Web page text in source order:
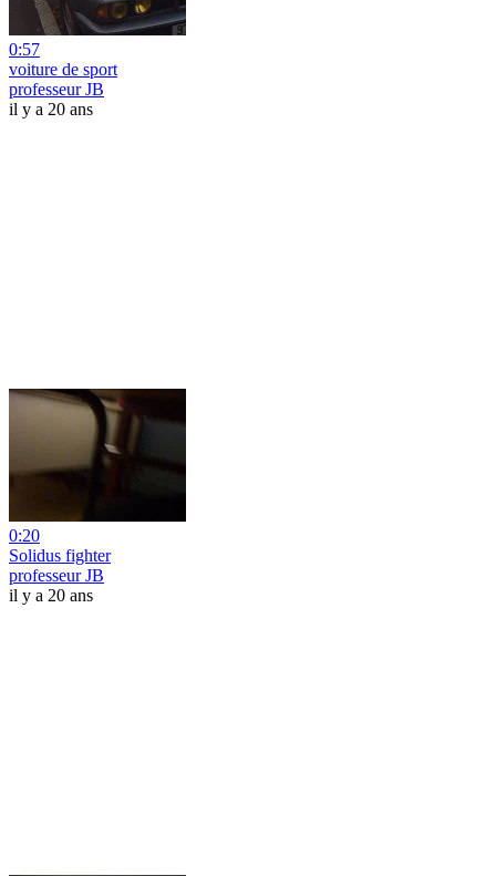
0:57
voiture de sport
professeur JB
il y a 20 ans
0:20
Solidus fighter
professeur JB
il y a 20 ans